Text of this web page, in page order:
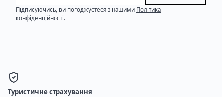
Підписуючись, ви погоджуєтеся з нашими Політика
конфіденційності.
Туристичне страхування